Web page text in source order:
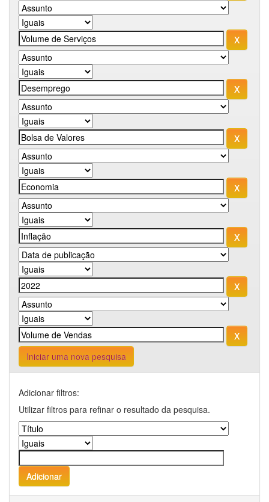
Iniciar uma nova pesquisa
Adicionar filtros:
Utilizar filtros para refinar o resultado da pesquisa.